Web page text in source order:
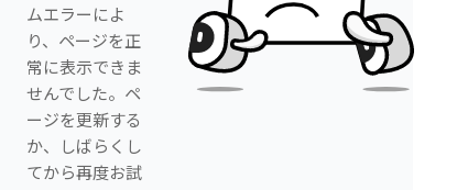
ムエラーによ
り、ページを正
常に表示できま
せんでした。ペ
ージを更新する
か、しばらくし
てから再度お試